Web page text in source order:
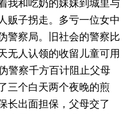
我和吃奶的妹妹到城里与
贩子拐走。多亏一位女中
警察局。旧社会的警察比
无人认领的收留儿童可用
警察千方百计阻止父母
三个白天两个夜晚的煎
长出面担保，父母交了